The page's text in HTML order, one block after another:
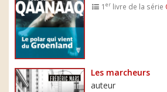
1er livre de la série
Les marcheurs
auteur